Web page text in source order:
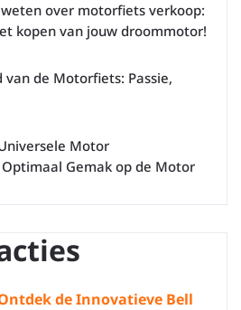
over motorfiets verkoop:
kopen van jouw droommotor!
van de Motorfiets: Passie,
Motor
Gemak op de Motor
de Innovatieve Bell